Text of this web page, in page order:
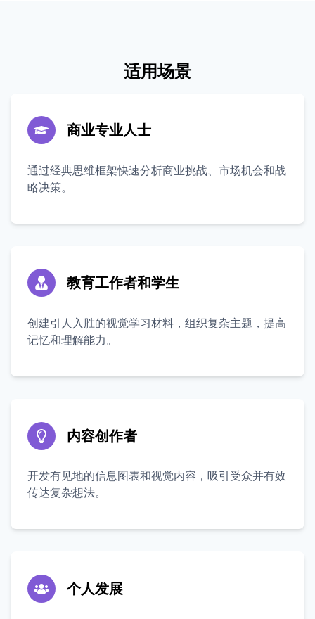
适用场景
商业专业人士
通过经典思维框架快速分析商业挑战、市场机会和战
略决策。
教育工作者和学生
创建引人入胜的视觉学习材料，组织复杂主题，提高
记忆和理解能力。
内容创作者
开发有见地的信息图表和视觉内容，吸引受众并有效
传达复杂想法。
个人发展